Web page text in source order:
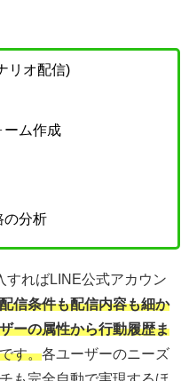
リオ配信)
ーム作成
の分析
すればLINE公式アカウン
配信条件も配信内容も細か
ーの属性から行動履歴ま
です。各ユーザーのニーズ
も完全自動で実現するほ